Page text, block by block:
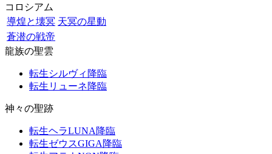
コロシアム
導煌と壊冥 天冥の星動
蒼潜の戦帝
龍族の聖雲
転生シルヴィ降臨
転生リューネ降臨
神々の聖跡
転生ヘラLUNA降臨
転生ゼウスGIGA降臨